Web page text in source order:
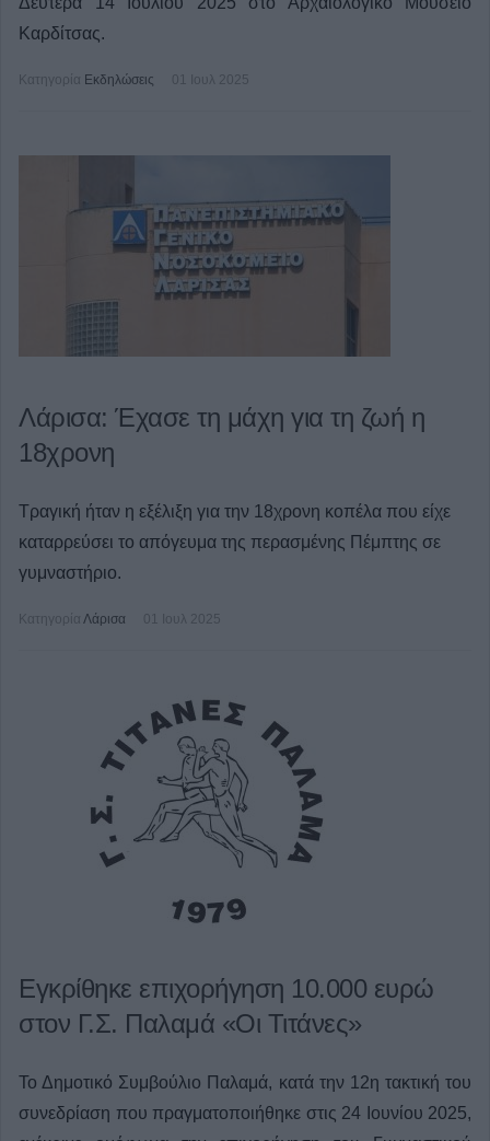
Καρδίτσας.
Κατηγορία Εκδηλώσεις 01 Ιουλ 2025
Λάρισα: Έχασε τη μάχη για τη ζωή η
18χρονη
Τραγική ήταν η εξέλιξη για την 18χρονη κοπέλα που είχε
καταρρεύσει το απόγευμα της περασμένης Πέμπτης σε
γυμναστήριο.
Κατηγορία Λάρισα 01 Ιουλ 2025
Εγκρίθηκε επιχορήγηση 10.000 ευρώ
στον Γ.Σ. Παλαμά «Οι Τιτάνες»
Το Δημοτικό Συμβούλιο Παλαμά, κατά την 12η τακτική του
συνεδρίαση που πραγματοποιήθηκε στις 24 Ιουνίου 2025,